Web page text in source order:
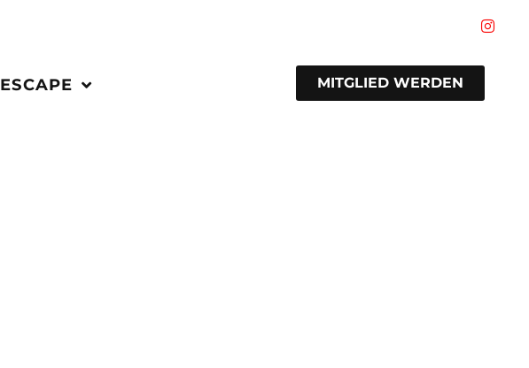
ESCAPE MITGLIED WERDEN